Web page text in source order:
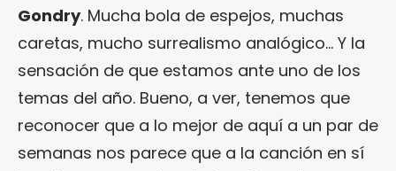
Gondry. Mucha bola de espejos, muchas
caretas, mucho surrealismo analógico… Y la
sensación de que estamos ante uno de los
temas del año. Bueno, a ver, tenemos que
reconocer que a lo mejor de aquí a un par de
semanas nos parece que a la canción en sí